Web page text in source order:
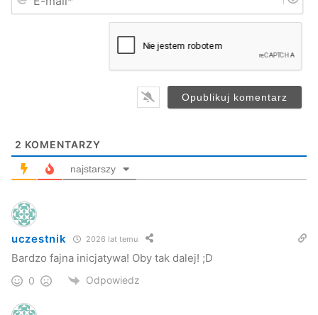
Jasło MDK Piłka
sport
m
2 KOMENTARZY
najstarszy
uczestnik 2026 lat temu
Bardzo fajna inicjatywa! Oby tak dalej! ;D
0 Odpowiedz